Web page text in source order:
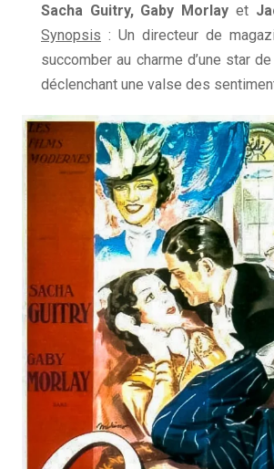
Sacha Guitry, Gaby Morlay et
Synopsis : Un directeur de
succomber au charme d’une star
déclenchant une valse des